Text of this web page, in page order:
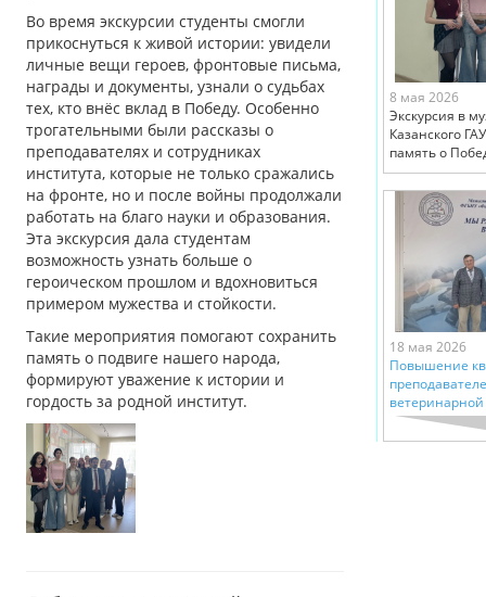
Во время экскурсии студенты смогли
прикоснуться к живой истории: увидели
личные вещи героев, фронтовые письма,
награды и документы, узнали о судьбах
тех, кто внёс вклад в Победу. Особенно
трогательными были рассказы о
преподавателях и сотрудниках
института, которые не только сражались
на фронте, но и после войны продолжали
работать на благо науки и образования.
Эта экскурсия дала студентам
возможность узнать больше о
героическом прошлом и вдохновиться
примером мужества и стойкости.
Такие мероприятия помогают сохранить
память о подвиге нашего народа,
формируют уважение к истории и
гордость за родной институт.
8 мая 2026
Экскурсия в
Казанского
память о
18 мая 2026
Повышение
ветеринарной